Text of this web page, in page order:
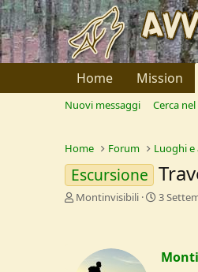
Home Mission
Nuovi messaggi Cerca
Home Forum Luoghi
Escursione
C
Montinvisibili
D
d
3